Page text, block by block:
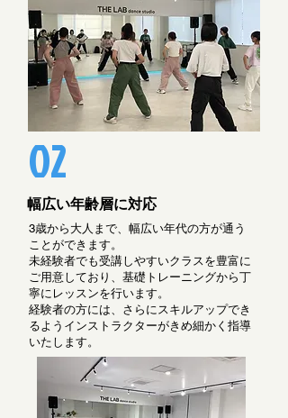
02
幅広い年齢層に対応
3歳から大人まで、幅広い年代の方が通う
ことができます。
未経験者でも受講しやすいクラスを豊富に
ご用意しており、基礎トレーニングから丁
寧にレッスンを行います。
経験者の方には、さらにスキルアップでき
るようインストラクターがきめ細かく指導
いたします。